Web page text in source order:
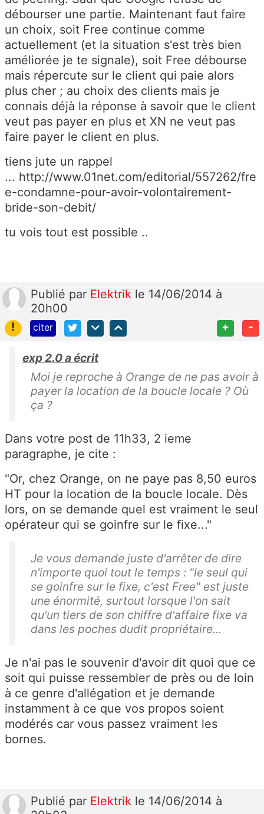
débourser une partie. Maintenant faut faire
un choix, soit Free continue comme
actuellement (et la situation s'est très bien
améliorée je te signale), soit Free débourse
mais répercute sur le client qui paie alors
plus cher ; au choix des clients mais je
connais déjà la réponse à savoir que le client
veut pas payer en plus et XN ne veut pas
faire payer le client en plus.
tiens jute un rappel
... http://www.01net.com/editorial/557262/fre
e-condamne-pour-avoir-volontairement-
bride-son-debit/
tu vois tout est possible ..
Publié par Elektrik le 14/06/2014 à
20h00
!
citer + -
exp 2.0 a écrit
Moi je reproche à Orange de ne pas avoir à
payer la location de la boucle locale ? Où
ça ?
Dans votre post de 11h33, 2 ieme
paragraphe, je cite :
"Or, chez Orange, on ne paye pas 8,50 euros
HT pour la location de la boucle locale. Dès
lors, on se demande quel est vraiment le seul
opérateur qui se goinfre sur le fixe..."
Je vous demande juste d'arrêter de dire
n'importe quoi tout le temps : "le seul qui
se goinfre sur le fixe, c'est Free" est juste
une énormité, surtout lorsque l'on sait
qu'un tiers de son chiffre d'affaire fixe va
dans les poches dudit propriétaire...
Je n'ai pas le souvenir d'avoir dit quoi que ce
soit qui puisse ressembler de près ou de loin
à ce genre d'allégation et je demande
instamment à ce que vos propos soient
modérés car vous passez vraiment les
bornes.
Publié par Elektrik le 14/06/2014 à